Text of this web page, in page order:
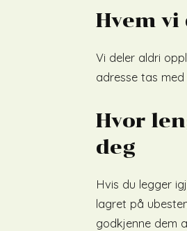
Hvem
Vi deler aldri
adresse tas
Hvor
deg
Hvis du legger
lagret på
godkjenne dem